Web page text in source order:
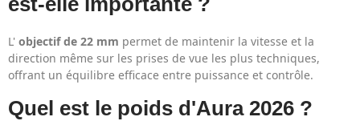
L' objectif de 22 mm permet de maintenir la vitesse et la
direction même sur les prises de vue les plus techniques,
offrant un équilibre efficace entre puissance et contrôle.
Quel est le poids d'Aura 2026 ?